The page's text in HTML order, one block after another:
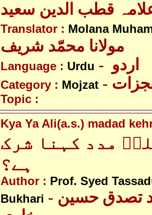
قطب الدین سعید
Translator : Molana
مولانا محمّد شریف
Language : Urdu
Category : Mojzat
Topic :
Kya Ya Ali(a.s.) madad
مدد کہنا شرک
ہے؟
Author : Prof. Syed
Bukhari - پروفیسر سیّد تصدق حسین